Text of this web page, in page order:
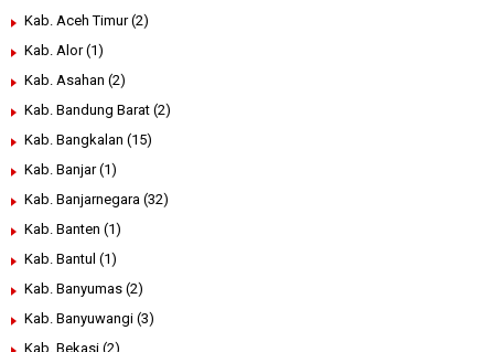
Kab. Aceh Timur (2)
Kab. Alor (1)
Kab. Asahan (2)
Kab. Bandung Barat (2)
Kab. Bangkalan (15)
Kab. Banjar (1)
Kab. Banjarnegara (32)
Kab. Banten (1)
Kab. Bantul (1)
Kab. Banyumas (2)
Kab. Banyuwangi (3)
Kab. Bekasi (2)